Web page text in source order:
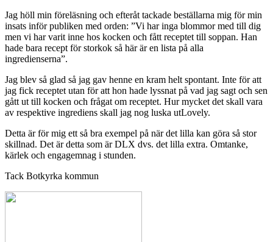
Jag höll min föreläsning och efteråt tackade beställarna mig för min
insats inför publiken med orden: ”Vi har inga blommor med till dig
men vi har varit inne hos kocken och fått receptet till soppan. Han
hade bara recept för storkok så här är en lista på alla
ingredienserna”.
Jag blev så glad så jag gav henne en kram helt spontant. Inte för att
jag fick receptet utan för att hon hade lyssnat på vad jag sagt och sen
gått ut till kocken och frågat om receptet. Hur mycket det skall vara
av respektive ingrediens skall jag nog luska utLovely.
Detta är för mig ett så bra exempel på när det lilla kan göra så stor
skillnad. Det är detta som är DLX dvs. det lilla extra. Omtanke,
kärlek och engagemnag i stunden.
Tack Botkyrka kommun